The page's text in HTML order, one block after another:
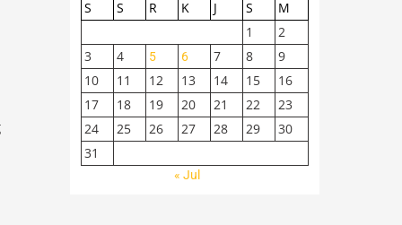
Agustus 2026
S
M
1
2
3
4 5 6 7 8
9
10
11 12 13 14 15
16
17
18 19 20 21 22
23
24